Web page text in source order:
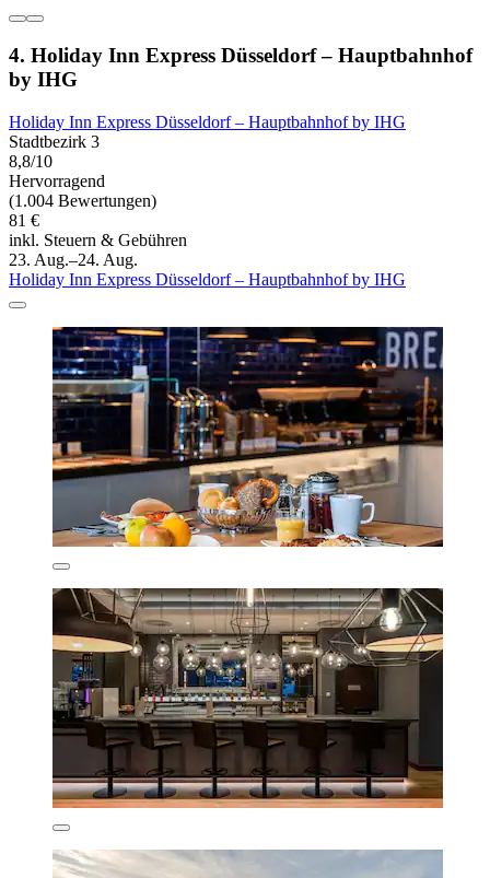
4. Holiday Inn Express Düsseldorf – Hauptbahnhof
by IHG
Holiday Inn Express Düsseldorf – Hauptbahnhof by IHG
Stadtbezirk 3
8,8/10
Hervorragend
(1.004 Bewertungen)
81 €
inkl. Steuern & Gebühren
23. Aug.–24. Aug.
Holiday Inn Express Düsseldorf – Hauptbahnhof by IHG